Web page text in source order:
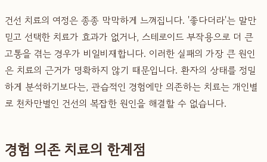
건선 치료의 여정은 종종 막막하게 느껴집니다. '좋다더라'는 말만
믿고 선택한 치료가 효과가 없거나, 스테로이드 부작용으로 더 큰
고통을 겪는 경우가 비일비재합니다. 이러한 실패의 가장 큰 원인
은 치료의 근거가 명확하지 않기 때문입니다. 환자의 상태를 정밀
하게 분석하기보다는, 관습적인 경험에만 의존하는 치료는 개인별
로 천차만별인 건선의 복잡한 원인을 해결할 수 없습니다.
경험 의존 치료의 한계점